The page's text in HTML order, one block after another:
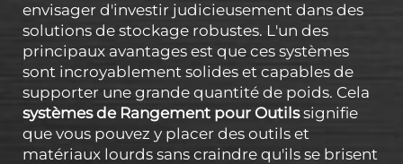
envisager d'investir judicieusement dans des
solutions de stockage robustes. L'un des
principaux avantages est que ces systèmes
sont incroyablement solides et capables de
supporter une grande quantité de poids. Cela
systèmes de Rangement pour Outilssignifie
que vous pouvez y placer des outils et
matériaux lourds sans craindre qu'ils se brisent